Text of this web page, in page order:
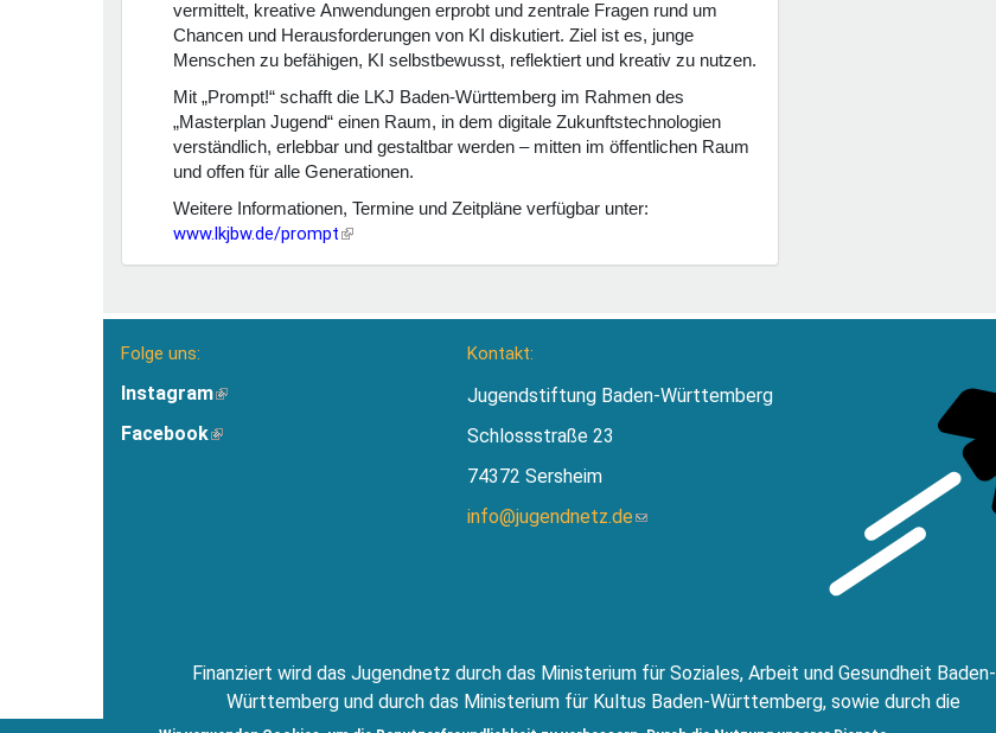
vermittelt, kreative Anwendungen erprobt und zentrale Fragen rund um
Chancen und Herausforderungen von KI diskutiert. Ziel ist es, junge
Menschen zu befähigen, KI selbstbewusst, reflektiert und kreativ zu nutzen.
Mit „Prompt!“ schafft die LKJ Baden-Württemberg im Rahmen des
„Masterplan Jugend“ einen Raum, in dem digitale Zukunftstechnologien
verständlich, erlebbar und gestaltbar werden – mitten im öffentlichen Raum
und offen für alle Generationen.
Weitere Informationen, Termine und Zeitpläne verfügbar unter:
www.lkjbw.de/prompt(Link
Folge uns:
Instagram(Link
extern)
Facebook(Link
Kontakt:
Jugendstiftung Baden-Württemberg
Schlossstraße 23
74372 Sersheim
info@jugendnetz.de(Link
Finanziert wird das Jugendnetz durch das Ministerium für Soziales, Arbeit und Gesundheit Baden-
Württemberg und durch das Ministerium für Kultus Baden-Württemberg, sowie durch die